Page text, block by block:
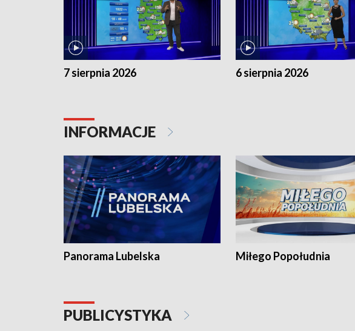
7 sierpnia 2026 6 sierpnia 2026
INFORMACJE
Panorama Lubelska Miłego Popołudnia
PUBLICYSTYKA